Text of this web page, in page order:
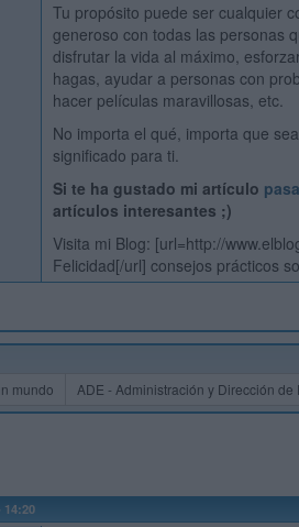
Tu propósito puede ser cualquier
generoso con todas las personas
disfrutar la vida al máximo,
hagas, ayudar a personas con
hacer películas maravillosas, etc.
No importa el qué, importa que
significado para ti.
Si te ha gustado mi artículo
artículos interesantes ;)
Visita mi Blog: [url=http://
Felicidad[/url] consejos prácticos
mundo ADE - Administración y Dirección de
14:20